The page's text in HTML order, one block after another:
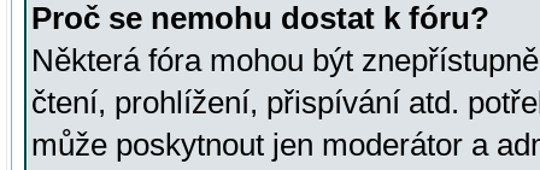
Proč se nemohu dostat k fóru?
Některá fóra mohou být
čtení, prohlížení, přispívání atd.
může poskytnout jen moderátor a